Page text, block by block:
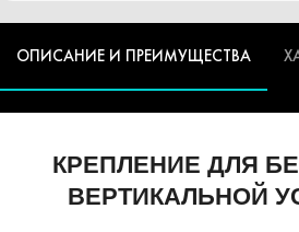
ОПИСАНИЕ И ПРЕИМУЩЕСТВА
КРЕПЛЕНИЕ ДЛЯ
ВЕРТИКАЛЬНОЙ